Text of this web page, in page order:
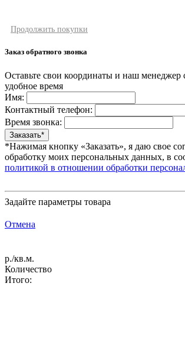
Продолжить покупки
Заказ обратного звонка
Оставьте свои координаты и наш менеджер
удобное время
Имя:
Контактный телефон:
Время звонка:
*Нажимая кнопку «Заказать», я даю свое
обработку моих персональных данных, в
политикой в отношении обработки
Задайте параметры товара
Отмена
р./кв.м.
Количество
Итого: